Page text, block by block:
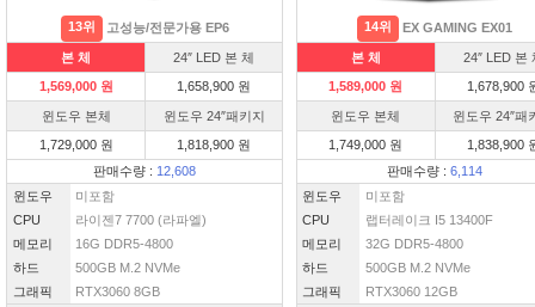
13위 고성능/전문가용 EP6
본 체
24″ LED 본 체
1,569,000 원
1,658,900 원
윈도우 본체
윈도우 24″패키지
1,729,000 원
1,818,900 원
판매수량 : 12,608
윈도우
미포함
CPU
라이젠7 7700 (라파엘)
메모리
16G DDR5-4800
하드
500GB M.2 NVMe
그래픽
RTX3060 8GB
14위 EX GAMING EX01
본 체
24″ LED 본
1,589,000 원
1,678,900
윈도우 본체
윈도우 24″패
1,749,000 원
1,838,900
판매수량 : 6,114
윈도우
미포함
CPU
랩터레이크 I5 13400F
메모리
32G DDR5-4800
하드
500GB M.2 NVMe
그래픽
RTX3060 12GB